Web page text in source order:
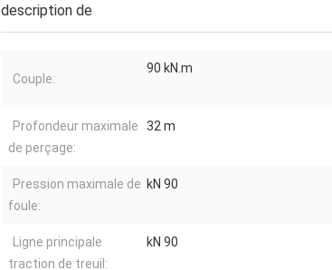
description de
Couple:
90 kN.m
Profondeur maximale
de perçage:
32 m
Pression maximale de
foule:
kN 90
Ligne principale
traction de treuil:
kN 90